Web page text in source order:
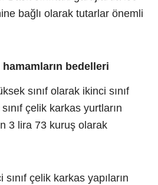
bağlı olarak tutarlar önemli
bedelleri
sınıf olarak ikinci sınıf
çelik karkas yurtların
3 lira 73 kuruş olarak
çelik karkas yapıların